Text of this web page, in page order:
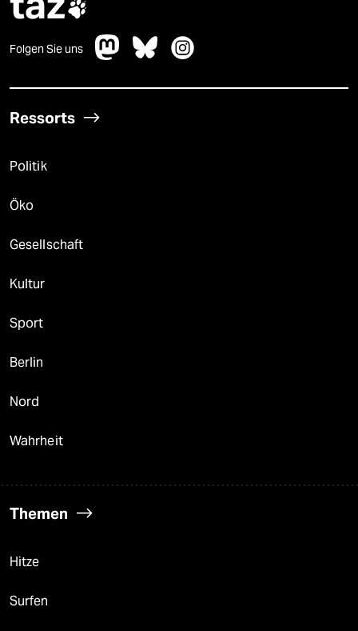

Folgen Sie uns
Ressorts
Politik
Öko
Gesellschaft
Kultur
Sport
Berlin
Nord
Wahrheit
Themen
Hitze
Surfen